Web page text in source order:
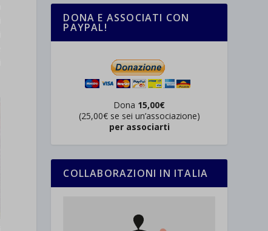
DONA E ASSOCIATI CON
PAYPAL!
Dona 15,00€
(25,00€ se sei un’associazione)
per associarti
COLLABORAZIONI IN ITALIA